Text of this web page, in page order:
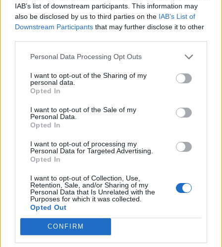
IAB’s list of downstream participants. This information may
also be disclosed by us to third parties on the IAB’s List of
Downstream Participants that may further disclose it to other
Personal Data Processing Opt Outs
I want to opt-out of the Sharing of my
personal data.
Opted In
I want to opt-out of the Sale of my
Personal Data.
Opted In
I want to opt-out of processing my
Personal Data for Targeted Advertising.
Opted In
I want to opt-out of Collection, Use,
Retention, Sale, and/or Sharing of my
Personal Data that Is Unrelated with the
Purposes for which it was collected.
Opted Out
CONFIRM
ΠΕΡΙΣΣΟΤΕΡΑ
ΣΧΕΤΙΚA AΡΘΡΑ
Βρέθηκε σορός στον Λυκαβηττό κοντά στο εκκλησάκι
Ισιδώρων
Συνεδρίασε η Επιτροπή Εκτίμησης Κινδύνου λόγω
ΕΛΛAΔΑ 12:14
Συνεδρίασε η Επιτροπή
Συνεδρίασε η Επιτροπή
Εκτίμησης Κινδύνου λόγω των
ενίσχυσης των ανέμων